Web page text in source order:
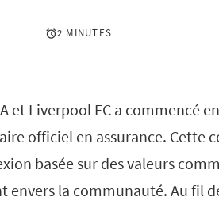
2 MINUTES
Liverpool FC a commencé
officiel en assurance. Cette
basée sur des valeurs
la communauté. Au fil